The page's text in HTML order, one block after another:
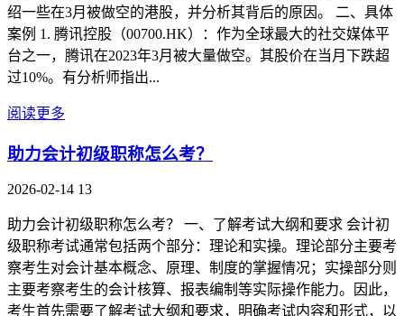
绍一些在3月被做空的港股，并分析其背后的原因。 二、具体
案例 1. 腾讯控股（00700.HK）：作为全球最大的社交媒体平
台之一，腾讯在2023年3月被大量做空。其股价在当月下跌超
过10%。有分析师指出...
阅读更多
助力会计初级职称怎么考？
2026-02-14 13
助力会计初级职称怎么考？ 一、了解考试大纲和要求 会计初
级职称考试通常包括两个部分：理论和实操。理论部分主要考
察考生对会计基本概念、原理、制度的掌握情况；实操部分则
主要考察考生的会计核算、报表编制等实际操作能力。因此，
考生首先需要了解考试大纲和要求，明确考试内容和形式，以